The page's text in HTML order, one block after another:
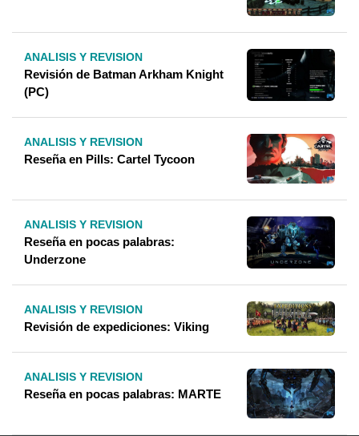
ANALISIS Y REVISION
Revisión de Batman Arkham Knight
(PC)
ANALISIS Y REVISION
Reseña en Pills: Cartel Tycoon
ANALISIS Y REVISION
Reseña en pocas palabras:
Underzone
ANALISIS Y REVISION
Revisión de expediciones: Viking
ANALISIS Y REVISION
Reseña en pocas palabras: MARTE